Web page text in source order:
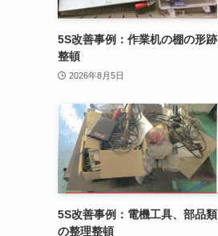
5S改善事例：作業机の棚の形跡
整頓
2026年8月5日
5S改善事例：電機工具、部品類
の整理整頓